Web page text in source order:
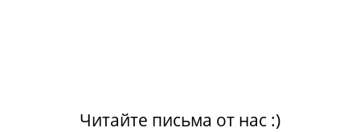
Читайте письма от нас :)